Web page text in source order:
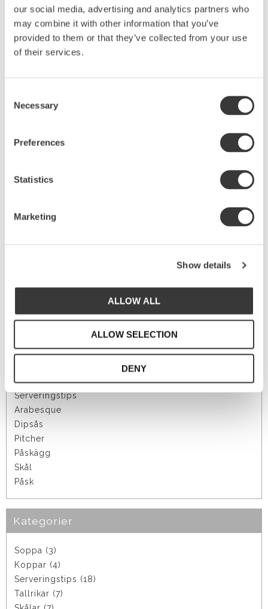
our social media, advertising and analytics partners who
may combine it with other information that you’ve
provided to them or that they’ve collected from your use
of their services.
Selection
Necessary
Preferences
Statistics
Marketing
Show details
ALLOW ALL
ALLOW SELECTION
DENY
Soppa
Gafflar
Tallrikar
Serveringstips
Arabesque
Dipsås
Pitcher
Påskägg
Skål
Påsk
Kategorier
Soppa (3)
Koppar (4)
Serveringstips (18)
Tallrikar (7)
Rör ihop allt till pajskalet. Tryck ut i pajformen.
Grädda i ugn 175°C i ca 10 minuter.
Hacka lök och ansa svamp. Stek i smöret tills allt fått
Grädda i ugnen 30-40 min till dess pajen är klar och
fått fin färg. Servera gärna på tallrikar som Amuse
o
o